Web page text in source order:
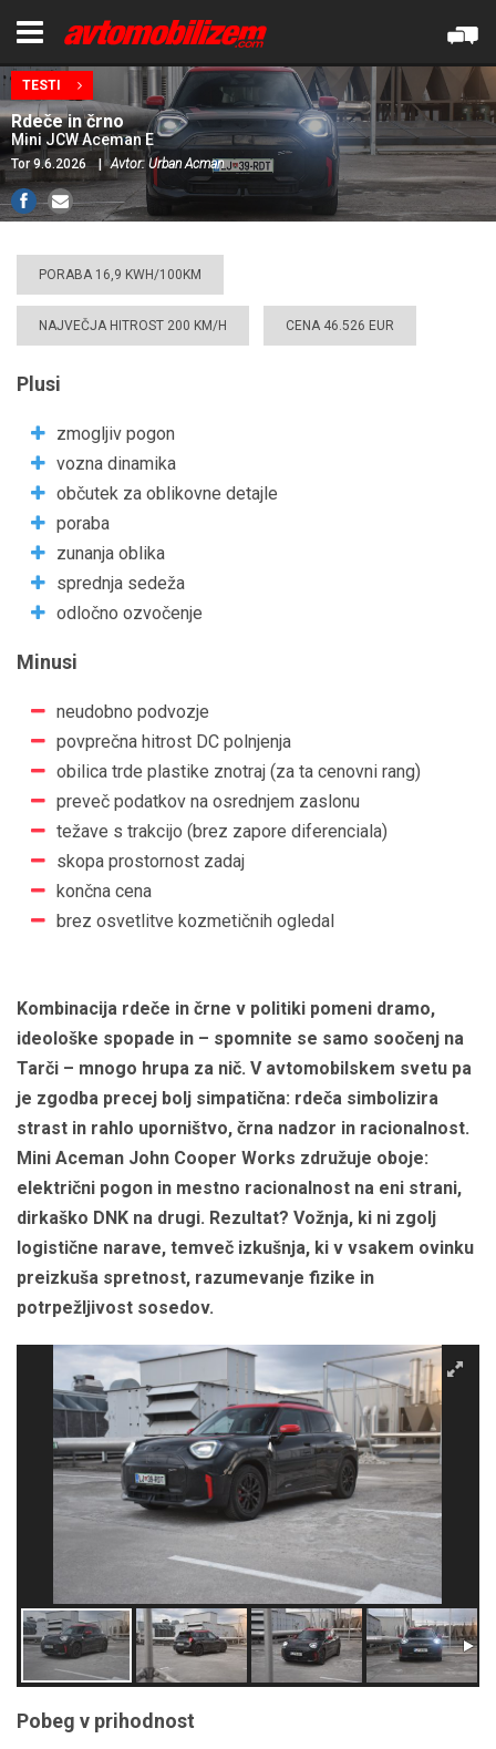
TESTI
Rdeče in črno
Mini JCW Aceman E
Tor 9.6.2026 | Avtor: Urban Acman
PORABA 16,9 KWH/100KM
NAJVEČJA HITROST 200 KM/H CENA 46.526 EUR
Plusi
zmogljiv pogon
vozna dinamika
občutek za oblikovne detajle
poraba
zunanja oblika
sprednja sedeža
odločno ozvočenje
Minusi
neudobno podvozje
povprečna hitrost DC polnjenja
obilica trde plastike znotraj (za ta cenovni rang)
preveč podatkov na osrednjem zaslonu
težave s trakcijo (brez zapore diferenciala)
skopa prostornost zadaj
končna cena
brez osvetlitve kozmetičnih ogledal
Kombinacija rdeče in črne v politiki pomeni dramo,
ideološke spopade in – spomnite se samo soočenj na
Tarči – mnogo hrupa za nič. V avtomobilskem svetu pa
je zgodba precej bolj simpatična: rdeča simbolizira
strast in rahlo uporništvo, črna nadzor in racionalnost.
Mini Aceman John Cooper Works združuje oboje:
električni pogon in mestno racionalnost na eni strani,
dirkaško DNK na drugi. Rezultat? Vožnja, ki ni zgolj
logistične narave, temveč izkušnja, ki v vsakem ovinku
preizkuša spretnost, razumevanje fizike in
potrpežljivost sosedov.
Pobeg v prihodnost